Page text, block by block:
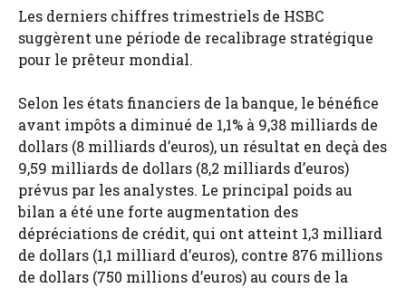
Les derniers chiffres trimestriels de HSBC
suggèrent une période de recalibrage stratégique
pour le prêteur mondial.
Selon les états financiers de la banque, le bénéfice
avant impôts a diminué de 1,1% à 9,38 milliards de
dollars (8 milliards d’euros), un résultat en deçà des
9,59 milliards de dollars (8,2 milliards d’euros)
prévus par les analystes. Le principal poids au
bilan a été une forte augmentation des
dépréciations de crédit, qui ont atteint 1,3 milliard
de dollars (1,1 milliard d’euros), contre 876 millions
de dollars (750 millions d’euros) au cours de la